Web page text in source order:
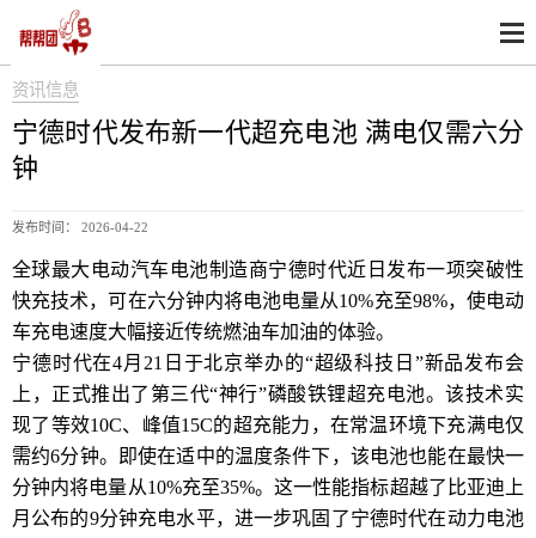
资讯信息
宁德时代发布新一代超充电池 满电仅需六分
钟
发布时间： 2026-04-22
全球最大电动汽车电池制造商宁德时代近日发布一项突破性
快充技术，可在六分钟内将电池电量从10%充至98%，使电动
车充电速度大幅接近传统燃油车加油的体验。
宁德时代在4月21日于北京举办的“超级科技日”新品发布会
上，正式推出了第三代“神行”磷酸铁锂超充电池。该技术实
现了等效10C、峰值15C的超充能力，在常温环境下充满电仅
需约6分钟。即使在适中的温度条件下，该电池也能在最快一
分钟内将电量从10%充至35%。这一性能指标超越了比亚迪上
月公布的9分钟充电水平，进一步巩固了宁德时代在动力电池